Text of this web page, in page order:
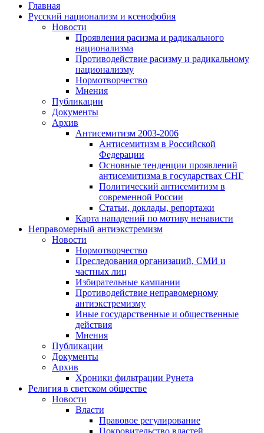
Главная
Русский национализм и ксенофобия
Новости
Проявления расизма и радикального
национализма
Противодействие расизму и радикальному
национализму
Нормотворчество
Мнения
Публикации
Документы
Архив
Антисемитизм 2003-2006
Антисемитизм в Российской
Федерации
Основные тенденции проявлений
антисемитизма в государствах СНГ
Политический антисемитизм в
современной России
Статьи, доклады, репортажи
Карта нападений по мотиву ненависти
Неправомерный антиэкстремизм
Новости
Нормотворчество
Преследования организаций, СМИ и
частных лиц
Избирательные кампании
Противодействие неправомерному
антиэкстремизму
Иные государственные и общественные
действия
Мнения
Публикации
Документы
Архив
Хроники фильтрации Рунета
Религия в светском обществе
Новости
Власти
Правовое регулирование